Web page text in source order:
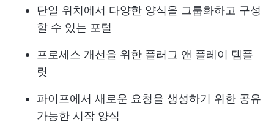
단일 위치에서 다양한 양식을 그룹화하고 구성
할 수 있는 포털
프로세스 개선을 위한 플러그 앤 플레이 템플
릿
파이프에서 새로운 요청을 생성하기 위한 공유
가능한 시작 양식